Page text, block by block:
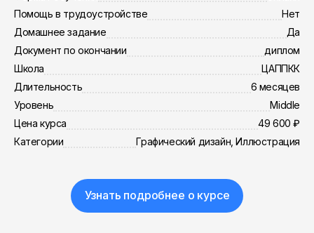
Помощь в трудоустройстве
Нет
Домашнее задание
Да
Документ по окончании
диплом
Школа
ЦАППКК
Длительность
6 месяцев
Уровень
Middle
Цена курса
49 600 ₽
Категории
Графический дизайн, Иллюстрация
Узнать подробнее о курсе